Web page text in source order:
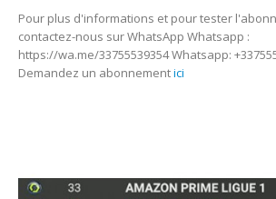
Pour plus d'informations et pour tester
contactez-nous sur WhatsApp Whatsapp :
https://wa.me/33755539354 Whatsapp:
Demandez un abonnementici